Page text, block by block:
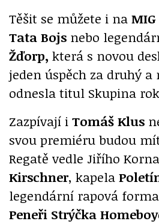
Těšit se můžete i na
Tata Bojs nebo
Žďorp, která s novou
jeden úspěch za druhý a
odnesla titul Skupina
Zazpívají i Tomáš Klus
svou premiéru budou
Regatě vedle Jiřího
Kirschner, kapela
legendární rapová
Peneři Strýčka